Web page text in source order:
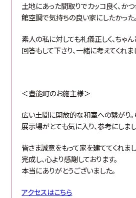
土地にあった間取りでカッコ良く、か
館空調で気持ちの良い家にしたかった。
素人の私に対しても礼儀正しく、ちゃ
回答もして下さり、一緒に考えてくれま
＜豊能町のお施主様＞
広い土間に開放的な和室への繋がり
展示場がとても気に入り、参考にしまし
皆さま誠意をもって家を建ててくれま
完成し、心より感謝しております。
本当にありがとうございました。
アクセスはこちら